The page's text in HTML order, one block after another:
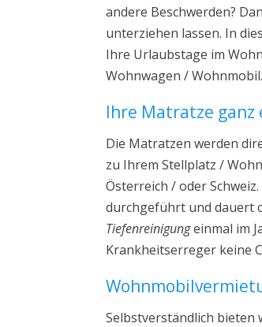
andere Beschwerden?
unterziehen lassen. In
Ihre Urlaubstage im
Wohnwagen / Wohnmobil.
Ihre Matratze ganz
Die Matratzen werden
zu Ihrem Stellplatz /
Österreich / oder
durchgeführt und dauert
Tiefenreinigungeinmal im
Krankheitserreger keine
Selbstverständlich